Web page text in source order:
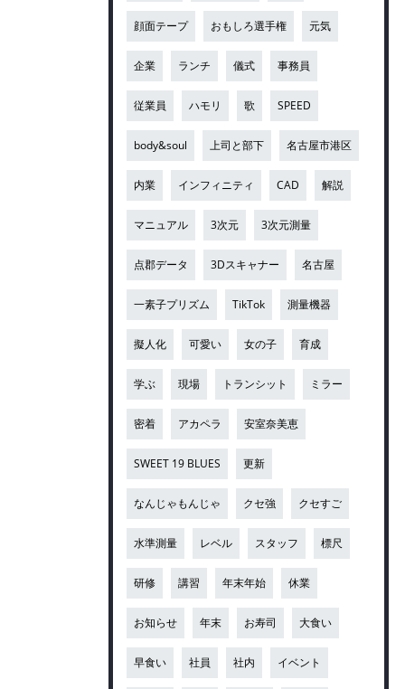
顔面テープ おもしろ選手権 元気
企業 ランチ 儀式 事務員
従業員 ハモリ 歌 SPEED
body&soul 上司と部下 名古屋市港区
内業 インフィニティ CAD 解説
マニュアル 3次元 3次元測量
点郡データ 3Dスキャナー 名古屋
一素子プリズム TikTok 測量機器
擬人化 可愛い 女の子 育成
学ぶ 現場 トランシット ミラー
密着 アカペラ 安室奈美恵
SWEET 19 BLUES 更新
なんじゃもんじゃ クセ強 クセすご
水準測量 レベル スタッフ 標尺
研修 講習 年末年始 休業
お知らせ 年末 お寿司 大食い
早食い 社員 社内 イベント